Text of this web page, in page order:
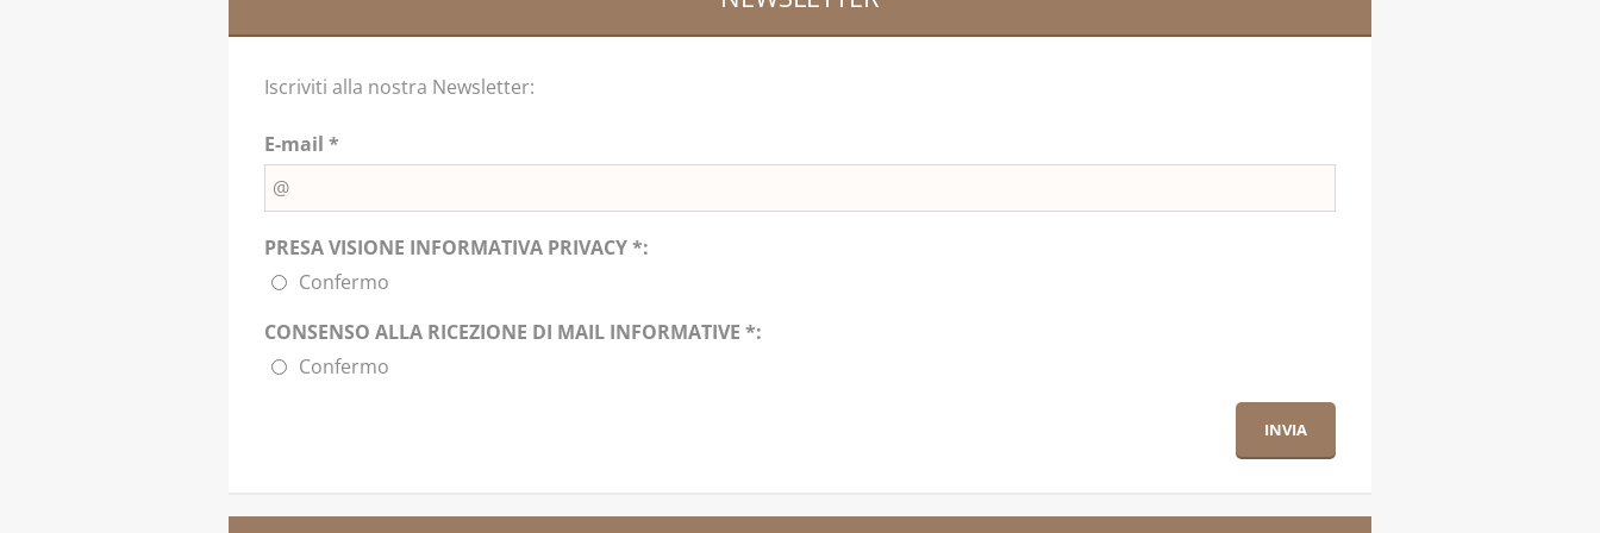
Iscriviti alla nostra Newsletter:
E-mail *
PRESA VISIONE INFORMATIVA PRIVACY *:
Confermo
CONSENSO ALLA RICEZIONE DI MAIL INFORMATIVE *:
Confermo